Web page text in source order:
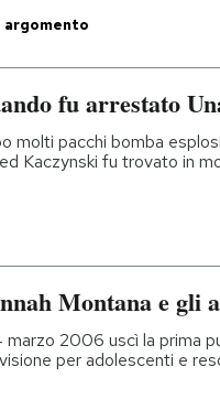
fu arrestato
molti pacchi bomba
Kaczynski fu trovato in
Montana e gli
marzo 2006 uscì la prima
per adolescenti e